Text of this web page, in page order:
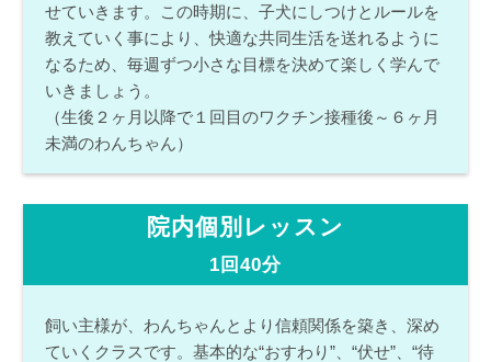
せていきます。この時期に、子犬にしつけとルールを
教えていく事により、快適な共同生活を送れるように
なるため、毎週ずつ小さな目標を決めて楽しく学んで
いきましょう。
（生後２ヶ月以降で１回目のワクチン接種後～６ヶ月
未満のわんちゃん）
院内個別レッスン
1回40分
飼い主様が、わんちゃんとより信頼関係を築き、深め
ていくクラスです。基本的な“おすわり”、“伏せ”、“待